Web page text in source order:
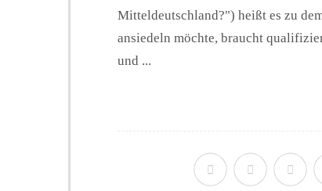
Mitteldeutschland?") heißt es zu
ansiedeln möchte, braucht
und ...